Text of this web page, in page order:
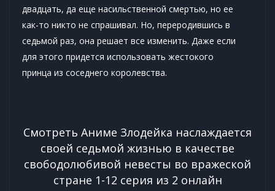
двадцать, да еще насильственной смертью, но ее
как-то никто не спрашивал. Но, переродившись в
седьмой раз, она решает все изменить. Даже если
для этого придется использовать жестокого
принца из соседнего королевства.
Смотреть Аниме Злодейка наслаждается
своей седьмой жизнью в качестве
свободолюбивой невесты во вражеской
стране 1-12 серия из 2 онлайн